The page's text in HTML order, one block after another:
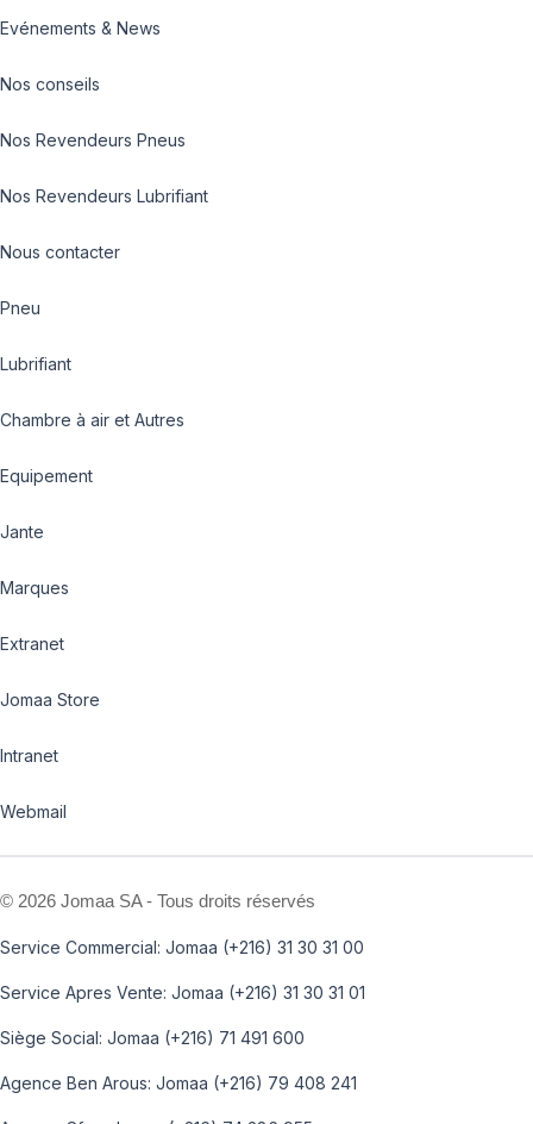
Evénements & News
Nos conseils
Nos Revendeurs Pneus
Nos Revendeurs Lubrifiant
Nous contacter
Pneu
Lubrifiant
Chambre à air et Autres
Equipement
Jante
Marques
Extranet
Jomaa Store
Intranet
Webmail
© 2026 Jomaa SA - Tous droits réservés
Service Commercial: Jomaa (+216) 31 30 31 00
Service Apres Vente: Jomaa (+216) 31 30 31 01
Siège Social: Jomaa (+216) 71 491 600
Agence Ben Arous: Jomaa (+216) 79 408 241